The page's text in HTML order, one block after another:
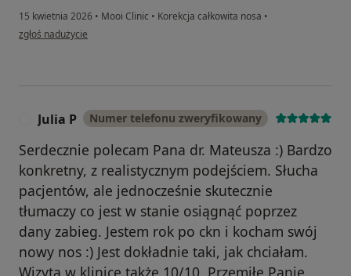
15 kwietnia 2026 • Mooi Clinic • Korekcja całkowita nosa •
w opinii użytkownika Magdalena
zgłoś nadużycie
Julia P Numer telefonu zweryfikowany
Serdecznie polecam Pana dr. Mateusza :) Bardzo
konkretny, z realistycznym podejściem. Słucha
pacjentów, ale jednocześnie skutecznie
tłumaczy co jest w stanie osiągnąć poprzez
dany zabieg. Jestem rok po ckn i kocham swój
nowy nos :) Jest dokładnie taki, jak chciałam.
Wizyta w klinice także 10/10. Przemiłe Panie